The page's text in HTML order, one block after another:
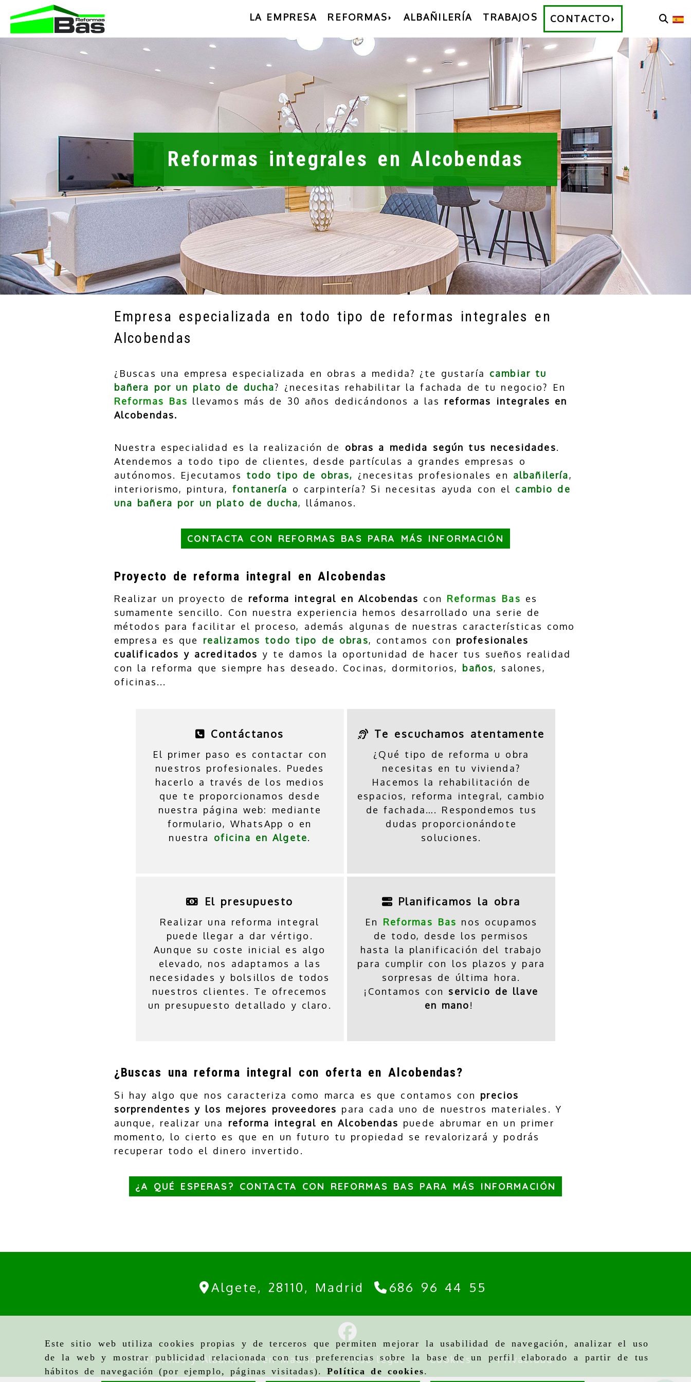
Este sitio web utiliza cookies propias y de terceros que permiten mejorar la usabilidad de navegación, analizar el uso
de la web y mostrar publicidad relacionada con tus preferencias sobre la base de un perfil elaborado a partir de tus
hábitos de navegación (por ejemplo, páginas visitadas).Política de cookies.
LA EMPRESA REFORMAS ALBAÑILERÍA TRABAJOS CONTACTO
Reformas integrales en Alcobendas
Empresa especializada en todo tipo de reformas integrales en
Alcobendas
¿Buscas una empresa especializada en obras a medida? ¿te gustaría cambiar tu
bañera por un plato de ducha? ¿necesitas rehabilitar la fachada de tu negocio? En
Reformas Bas llevamos más de 30 años dedicándonos a las reformas integrales en
Alcobendas.
Nuestra especialidad es la realización de obras a medida según tus necesidades.
Atendemos a todo tipo de clientes, desde partículas a grandes empresas o
autónomos. Ejecutamos todo tipo de obras, ¿necesitas profesionales en albañilería,
interiorismo, pintura,fontanería o carpintería? Si necesitas ayuda con el cambio de
una bañera por un plato de ducha, llámanos.
CONTACTA CON REFORMAS BAS PARA MÁS INFORMACIÓN
Proyecto de reforma integral en Alcobendas
Realizar un proyecto de reforma integral en Alcobendas con Reformas Bas es
sumamente sencillo. Con nuestra experiencia hemos desarrollado una serie de
métodos para facilitar el proceso, además algunas de nuestras características como
empresa es que realizamos todo tipo de obras, contamos con profesionales
cualificados y acreditados y te damos la oportunidad de hacer tus sueños realidad
con la reforma que siempre has deseado. Cocinas, dormitorios, baños, salones,
oficinas...
Contáctanos
El primer paso es contactar con
nuestros profesionales. Puedes
hacerlo a través de los medios
que te proporcionamos desde
nuestra página web: mediante
formulario, WhatsApp o en
nuestra oficina en Algete.
Te escuchamos atentamente
¿Qué tipo de reforma u obra
necesitas en tu vivienda?
Hacemos la rehabilitación de
espacios, reforma integral, cambio
de fachada…. Respondemos tus
dudas proporcionándote
soluciones.
El presupuesto
Realizar una reforma integral
puede llegar a dar vértigo.
Aunque su coste inicial es algo
elevado, nos adaptamos a las
necesidades y bolsillos de todos
nuestros clientes. Te ofrecemos
un presupuesto detallado y claro.
Planificamos la obra
En Reformas Bas nos ocupamos
de todo, desde los permisos
hasta la planificación del trabajo
para cumplir con los plazos y para
sorpresas de última hora.
¡Contamos con servicio de llave
en mano!
¿Buscas una reforma integral con oferta en Alcobendas?
Si hay algo que nos caracteriza como marca es que contamos con precios
sorprendentes y los mejores proveedores para cada uno de nuestros materiales. Y
aunque, realizar una reforma integral en Alcobendas puede abrumar en un primer
momento, lo cierto es que en un futuro tu propiedad se revalorizará y podrás
recuperar todo el dinero invertido.
¿A QUÉ ESPERAS? CONTACTA CON REFORMAS BAS PARA MÁS INFORMACIÓN
Algete,28110, Madrid 686 96 44 55
Reformas y Albañilería en Madrid Aviso legal Cookies Privacidad